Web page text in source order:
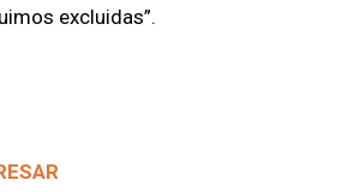
excluidas”.